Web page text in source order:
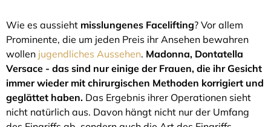
Wie es aussieht misslungenes Facelifting? Vor allem
Prominente, die um jeden Preis ihr Ansehen bewahren
wollen jugendliches Aussehen. Madonna, Dontatella
Versace - das sind nur einige der Frauen, die ihr Gesicht
immer wieder mit chirurgischen Methoden korrigiert und
geglättet haben. Das Ergebnis ihrer Operationen sieht
nicht natürlich aus. Davon hängt nicht nur der Umfang